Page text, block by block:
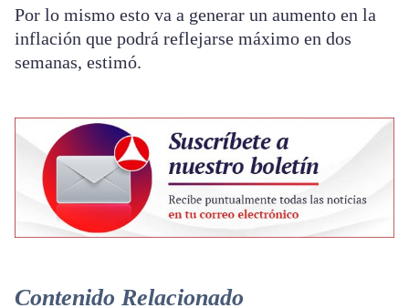
Por lo mismo esto va a generar un aumento en la
inflación que podrá reflejarse máximo en dos
semanas, estimó.
Contenido Relacionado